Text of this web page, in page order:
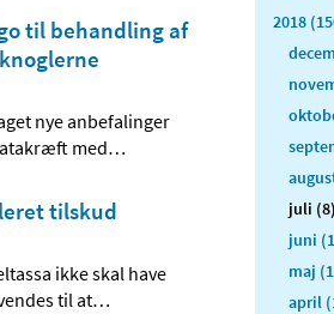
til behandling af
nye anbefalinger
med…
tilskud
ikke skal have
til at…
2018
juli (8)
juni
maj
april